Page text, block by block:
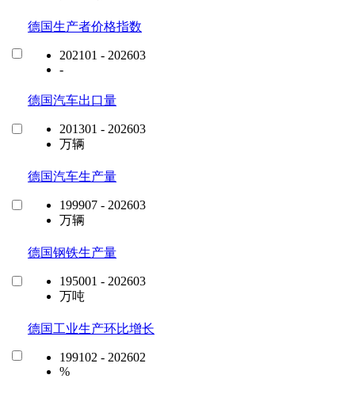
德国生产者价格指数
202101 - 202603
-
德国汽车出口量
201301 - 202603
万辆
德国汽车生产量
199907 - 202603
万辆
德国钢铁生产量
195001 - 202603
万吨
德国工业生产环比增长
199102 - 202602
%